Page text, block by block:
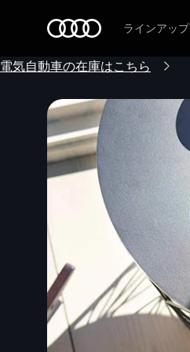
ラインアップ
電気自動車の在庫はこちら